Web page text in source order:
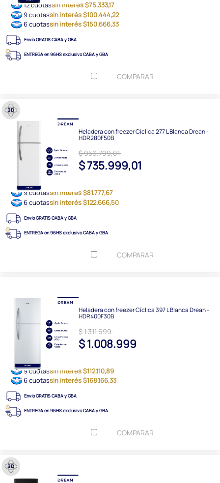
12 cuotassin interés $75.333,17
9 cuotassin interés $100.444,22
6 cuotassin interés $150.666,33
Envío GRATIS CABA y GBA
ENTREGA en 96HS exclusivo CABA y GBA
COMPARAR
Heladera con freezer Cíclica 277 L Blanca Drean -
HDR280F50B
$ 956.799,01
$ 735.999,01
9 cuotassin interés $81.777,67
6 cuotassin interés $122.666,50
Envío GRATIS CABA y GBA
ENTREGA en 96HS exclusivo CABA y GBA
COMPARAR
Heladera con freezer Cíclica 397 L Blanca Drean -
HDR400F30B
$ 1.311.699
$ 1.008.999
9 cuotassin interés $112.110,89
6 cuotassin interés $168.166,33
Envío GRATIS CABA y GBA
ENTREGA en 96HS exclusivo CABA y GBA
COMPARAR